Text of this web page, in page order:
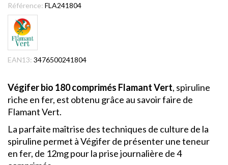
Référence: FLA241804
EAN13: 3476500241804
Végifer bio 180 comprimés Flamant Vert, spiruline
riche en fer, est obtenu grâce au savoir faire de
Flamant Vert.
La parfaite maîtrise des techniques de culture de la
spiruline permet à Végifer de présenter une teneur
en fer, de 12mg pour la prise journalière de 4